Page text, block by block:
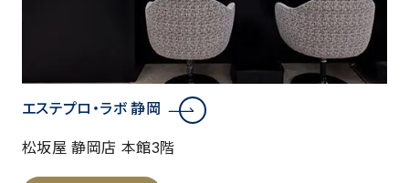
エステプロ・ラボ 静岡
松坂屋 静岡店 本館3階